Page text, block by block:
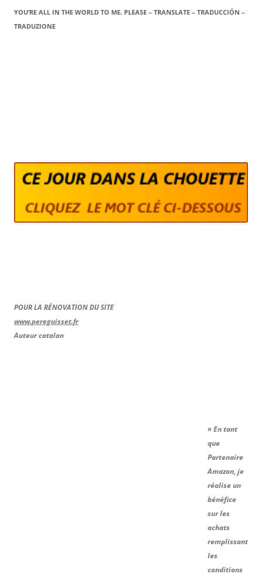
YOU’RE ALL IN THE WORLD TO ME. PLEASE – TRANSLATE – TRADUCCIÓN –
TRADUZIONE
POUR LA RÉNOVATION DU SITE
www.pereguisset.fr
Auteur catalan
« En tant
que
Partenaire
Amazon, je
réalise un
bénéfice
sur les
achats
remplissant
les
conditions